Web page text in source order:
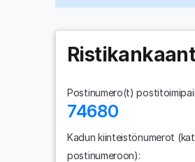
Postinumero(t)
74680
Kadun kiinteistönumerot
postinumeroon):